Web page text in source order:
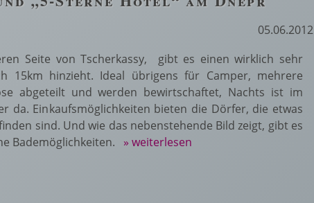
05.06.2012
Seite von Tscherkassy, gibt es einen wirklich sehr
15km hinzieht. Ideal übrigens für Camper, mehrere
abgeteilt und werden bewirtschaftet, Nachts ist im
da. Einkaufsmöglichkeiten bieten die Dörfer, die etwas
sind. Und wie das nebenstehende Bild zeigt, gibt es
Bademöglichkeiten. » weiterlesen